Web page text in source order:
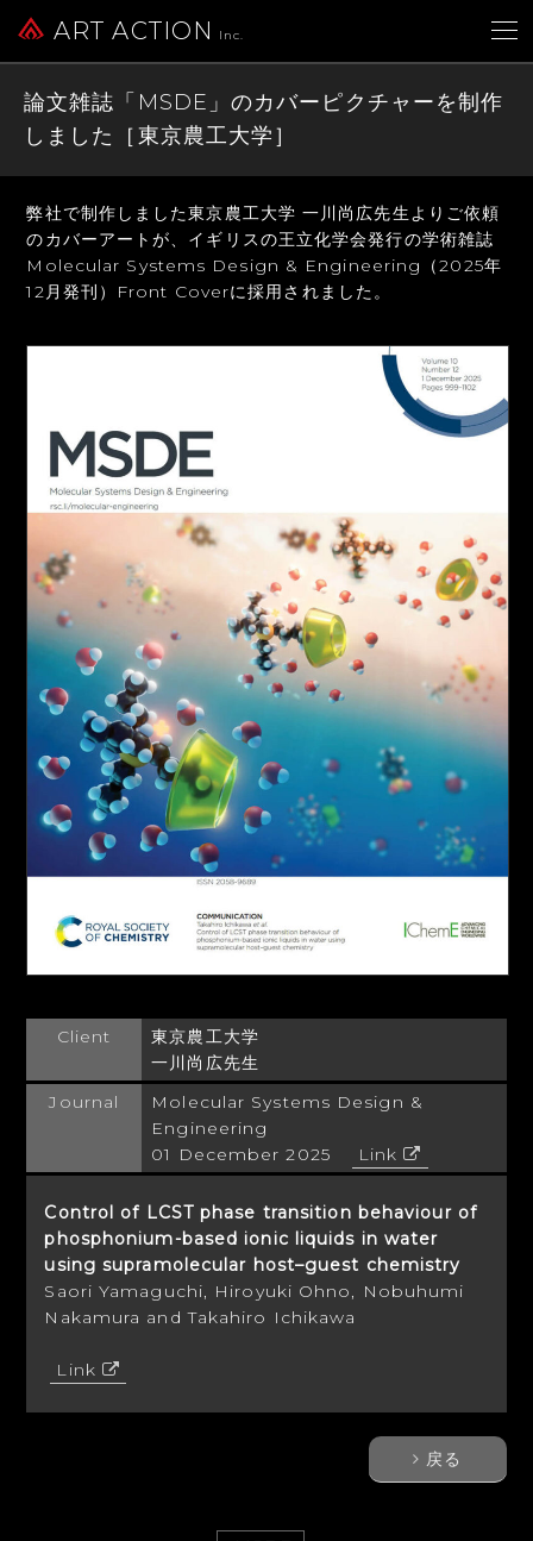
ART ACTION Inc.
論文雑誌「MSDE」のカバーピクチャーを制作
しました［東京農工大学］
弊社で制作しました東京農工大学 一川尚広先生よりご依頼
のカバーアートが、 イギリスの王立化学会発行の学術雑誌
Molecular Systems Design & Engineering
（2025年
12月発刊）Front Coverに採用されました。
Client
東京農工大学
一川尚広先生
Journal
Molecular Systems Design &
Engineering
01 December 2025
Link
Control of LCST phase transition behaviour of
phosphonium-based ionic liquids in water
using supramolecular host–guest chemistry
Saori Yamaguchi, Hiroyuki Ohno, Nobuhumi
Nakamura and Takahiro Ichikawa
Link
戻る